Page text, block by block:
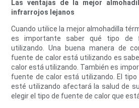
Las ventajas de la mejor
infrarrojos lejanos
Cuando utilice la mejor almohadilla
es importante saber qué tipo de
utilizando. Una buena manera de
fuente de calor está utilizando es
calor está utilizando. También es
fuente de calor está utilizando. El
esté utilizando afectará la salud de
elegir el tipo de fuente de calor que